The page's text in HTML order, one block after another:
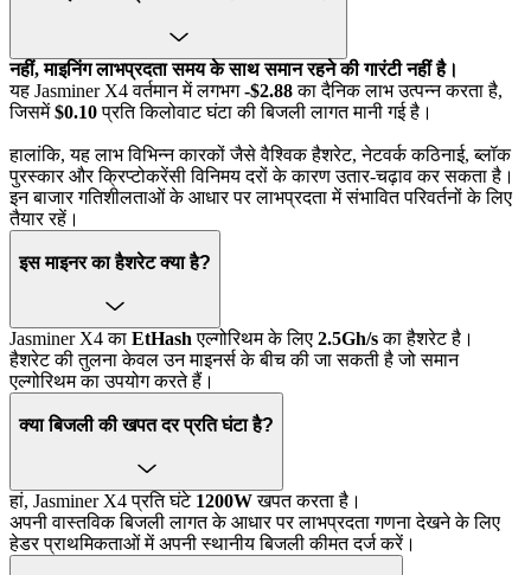
नहीं, माइनिंग लाभप्रदता समय के साथ समान रहने की गारंटी नहीं है।
यह Jasminer X4 वर्तमान में लगभग-$2.88का दैनिक लाभ उत्पन्न करता है,
जिसमें$0.10प्रति किलोवाट घंटा की बिजली लागत मानी गई है।
हालांकि, यह लाभ विभिन्न कारकों जैसे वैश्विक हैशरेट, नेटवर्क कठिनाई, ब्लॉक
पुरस्कार और क्रिप्टोकरेंसी विनिमय दरों के कारण उतार-चढ़ाव कर सकता है।
इन बाजार गतिशीलताओं के आधार पर लाभप्रदता में संभावित परिवर्तनों के लिए
तैयार रहें।
इस माइनर का हैशरेट क्या है?
Jasminer X4 का EtHash एल्गोरिथम के लिए 2.5Gh/sका हैशरेट है।
हैशरेट की तुलना केवल उन माइनर्स के बीच की जा सकती है जो समान
एल्गोरिथम का उपयोग करते हैं।
क्या बिजली की खपत दर प्रति घंटा है?
हां, Jasminer X4 प्रति घंटे 1200Wखपत करता है।
अपनी वास्तविक बिजली लागत के आधार पर लाभप्रदता गणना देखने के लिए
हेडर प्राथमिकताओं में अपनी स्थानीय बिजली कीमत दर्ज करें।